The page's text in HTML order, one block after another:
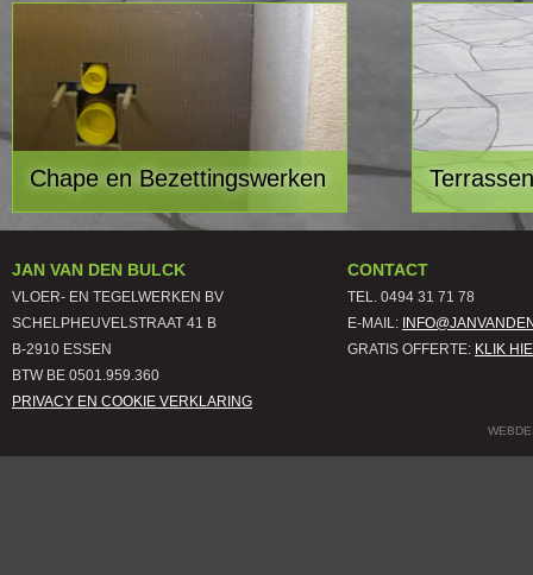
Chape en Bezettingswerken Terrassen
JAN VAN DEN BULCK
VLOER- EN TEGELWERKEN BV
SCHELPHEUVELSTRAAT 41 B
B-2910 ESSEN
BTW BE 0501.959.360
PRIVACY EN COOKIE VERKLARING
CONTACT
TEL. 0494 31 71 78
E-MAIL:
GRATIS OFFERTE: KLIK